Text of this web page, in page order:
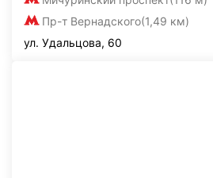
Пр-т Вернадского(1,49 км)
ул. Удальцова, 60